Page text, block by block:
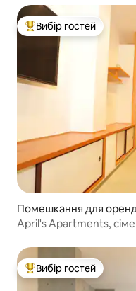
стилі кіотського
Гіон-шіджо | Прямий
станції Кіото
Топ вибір гостей
Вибір гостей
Помешкання для
d, Kyoto
April's Apartments,
Топ вибір гостей
Вибір гостей